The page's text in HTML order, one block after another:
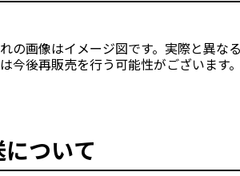
の画像はイメージ図です。実際と異なる
今後再販売を行う可能性がございます。
について